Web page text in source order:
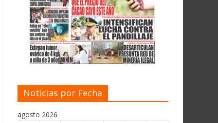
Noticias por Fecha
agosto 2026